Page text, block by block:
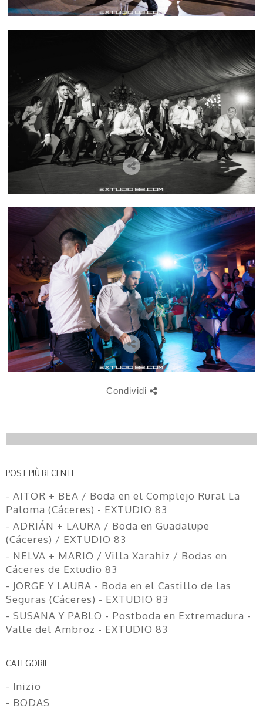
Condividi
POST PIÙ RECENTI
- AITOR + BEA / Boda en el Complejo Rural La
Paloma (Cáceres) - EXTUDIO 83
- ADRIÁN + LAURA / Boda en Guadalupe
(Cáceres) / EXTUDIO 83
- NELVA + MARIO / Villa Xarahiz / Bodas en
Cáceres de Extudio 83
- JORGE Y LAURA - Boda en el Castillo de las
Seguras (Cáceres) - EXTUDIO 83
- SUSANA Y PABLO - Postboda en Extremadura -
Valle del Ambroz - EXTUDIO 83
CATEGORIE
- Inizio
- BODAS